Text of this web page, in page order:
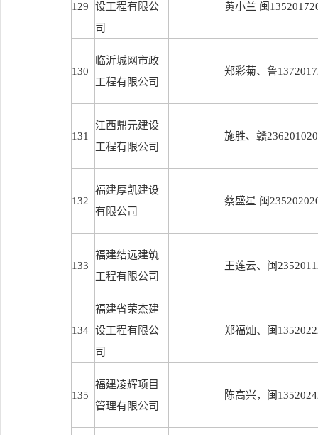
129
设工程有限公
司
黄小兰 闽
130
临沂城网市政
工程有限公司
郑彩菊、鲁
131
江西鼎元建设
工程有限公司
施胜、赣
132
福建厚凯建设
有限公司
蔡盛星 闽
133
福建结远建筑
工程有限公司
王莲云、闽
134
福建省荣杰建
设工程有限公
司
郑福灿、闽
135
福建凌辉项目
管理有限公司
陈高兴，闽